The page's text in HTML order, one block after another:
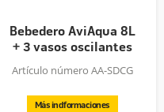
Bebedero AviAqua 8L
+ 3 vasos oscilantes
Artículo número AA-SDCG
Más indformaciones